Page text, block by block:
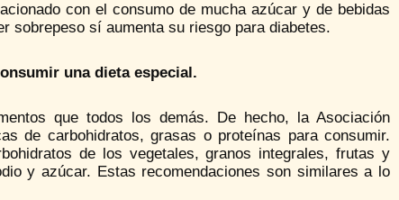
con el consumo de mucha azúcar y de bebidas
sobrepeso sí aumenta su riesgo para diabetes.
una dieta especial.
que todos los demás. De hecho, la Asociación
de carbohidratos, grasas o proteínas para consumir.
de los vegetales, granos integrales, frutas y
y azúcar. Estas recomendaciones son similares a lo